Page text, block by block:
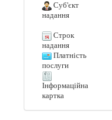
Суб'єкт
надання
Строк
надання
Платність
послуги
Інформаційна
картка